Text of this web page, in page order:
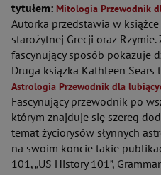
tytułem: Mitologia Przewodnik
Autorka przedstawia w
starożytnej Grecji oraz
fascynujący sposób pokazuje
Druga książka Kathleen
Astrologia Przewodnik dla
Fascynujący przewodnik po
którym znajduje się szereg
temat życiorysów słynnych
na swoim koncie takie
101, „US History 101”,